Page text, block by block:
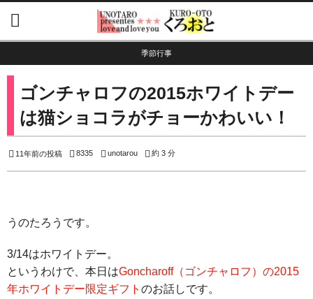
季節行事
ゴンチャロフの2015ホワイトデー
は猫ショコラがチョーかわいい！
11年前の投稿 8335 unotarou 約 3 分
うのたろうです。
3/14はホワイトデー。
というわけで、本日はGoncharoff（ゴンチャロフ）の2015
年ホワイトデー限定ギフト のお話しです。